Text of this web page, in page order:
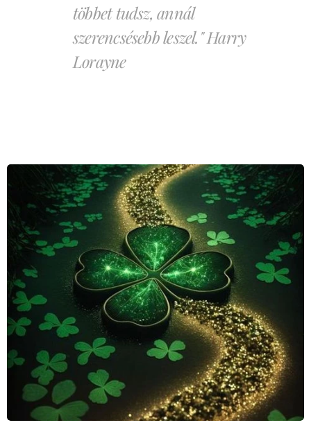
többet tudsz, annál
szerencsésebb leszel." Harry
Lorayne